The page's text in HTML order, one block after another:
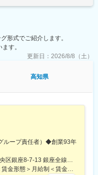
駅、丸の内駅(愛知県)、名鉄名
駅(阪急線)、四ツ橋駅、なん
大丸前駅、神戸三宮駅(阪
媛県)、片原町駅(香川県)、横
駅、美栄橋駅、西辛島町駅、
通駅、京成八幡駅、反町駅、
なんば駅(南海線)、扇町駅
三宮駅(神戸市営)、新在家
阪急線)、三条駅(京都府)、桂
中ノ島駅、湖山駅、出雲市
駅、佐賀駅、観光通駅、通
駅、栄町駅(愛知県)、新宿駅(東
海岸駅、五反田駅、戸越銀
九品仏駅、蓮沼駅、北千束
駅、駒沢大学駅、池ノ上
新宿五丁目駅、都立家政
羽岩淵駅、王子駅前駅、日
駅、中板橋駅、新板橋駅、豊
王八王子駅、立川駅、高松駅
複数名在籍し、協力しながら
け、その後配属支店でOJT形
を届ける社会貢献性の高い安
形式でご紹介します。
す。
更新日： 2026/8/8（土）
高知県
ループ責任者）◆創業93年